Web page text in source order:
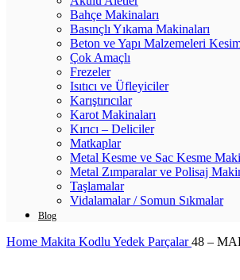
Bahçe Makinaları
Basınçlı Yıkama Makinaları
Beton ve Yapı Malzemeleri
Çok Amaçlı
Frezeler
Isıtıcı ve Üfleyiciler
Karıştırıcılar
Karot Makinaları
Kırıcı – Deliciler
Matkaplar
Metal Kesme ve Sac Kesme
Metal Zımparalar ve Polisaj
Taşlamalar
Vidalamalar / Somun Sıkmalar
Blog
Home Makita Kodlu Yedek Parçalar48 –